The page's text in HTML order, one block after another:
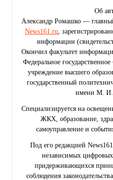
Об
Александр Ромашко —
News161.ru ,
информации
Окончил факультет
Федеральное
учреждение высшего
государственный
имени М. И.
Специализируется на
ЖКХ, образование,
самоуправление и
Под его редакцией
независимых
придерживающихся
соблюдения